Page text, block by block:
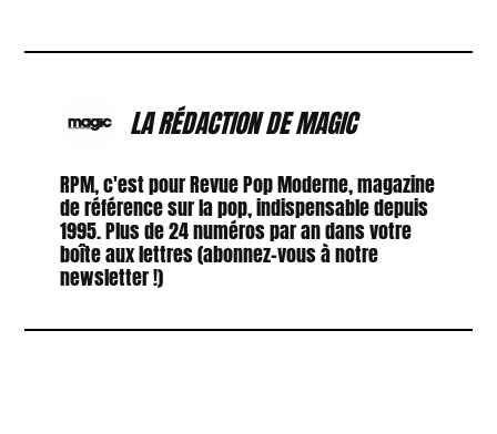
LA RÉDACTION DE MAGIC
RPM, c'est pour Revue Pop Moderne, magazine
de référence sur la pop, indispensable depuis
1995. Plus de 24 numéros par an dans votre
boîte aux lettres (abonnez-vous à notre
newsletter !)